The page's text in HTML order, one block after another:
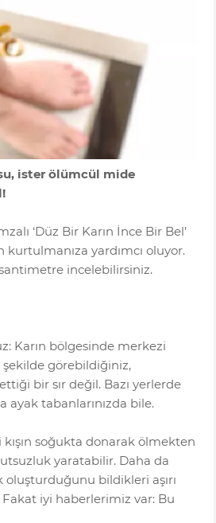
ister ölümcül mide
‘Düz Bir Karın İnce Bir Bel’
yardımcı oluyor.
incelebilirsiniz.
Karın bölgesinde merkezi
şekilde görebildiğiniz,
bir sır değil. Bazı yerlerde
tabanlarınızda bile.
soğukta donarak ölmekten
yaratabilir. Daha da
oluşturduğunu bildikleri aşırı
iyi haberlerimiz var: Bu